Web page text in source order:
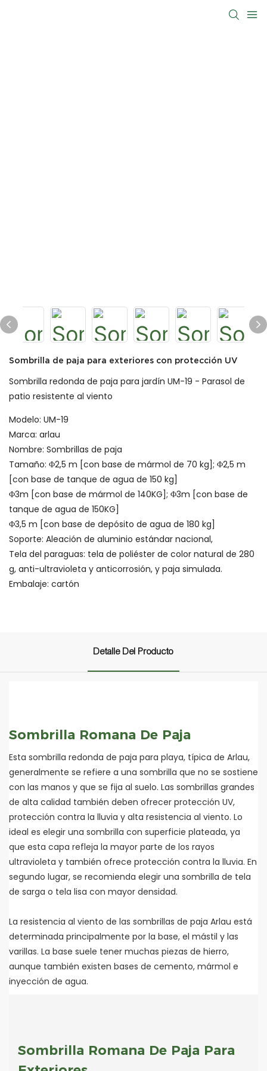
Sombrilla de paja para exteriores con protección UV
Sombrilla redonda de paja para jardín UM-19 - Parasol de
patio resistente al viento
Modelo: UM-19
Marca: arlau
Nombre: Sombrillas de paja
Tamaño: Φ2,5 m [con base de mármol de 70 kg]; Φ2,5 m
[con base de tanque de agua de 150 kg]
Φ3m [con base de mármol de 140KG]; Φ3m [con base de
tanque de agua de 150KG]
Φ3,5 m [con base de depósito de agua de 180 kg]
Soporte: Aleación de aluminio estándar nacional,
Tela del paraguas: tela de poliéster de color natural de 280
g, anti-ultravioleta y anticorrosión, y paja simulada.
Embalaje: cartón
Detalle Del Producto
Sombrilla Romana De Paja
Esta sombrilla redonda de paja para playa, típica de Arlau,
generalmente se refiere a una sombrilla que no se sostiene
con las manos y que se fija al suelo. Las sombrillas grandes
de alta calidad también deben ofrecer protección UV,
protección contra la lluvia y alta resistencia al viento. Lo
ideal es elegir una sombrilla con superficie plateada, ya
que esta capa refleja la mayor parte de los rayos
ultravioleta y también ofrece protección contra la lluvia. En
segundo lugar, se recomienda elegir una sombrilla de tela
de sarga o tela lisa con mayor densidad.
La resistencia al viento de las sombrillas de paja Arlau está
determinada principalmente por la base, el mástil y las
varillas. La base suele tener muchas piezas de hierro,
aunque también existen bases de cemento, mármol e
inyección de agua.
Sombrilla Romana De Paja Para